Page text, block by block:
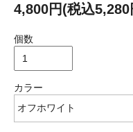
4,800円(税込5,280
個数
カラー